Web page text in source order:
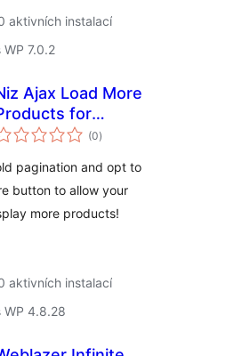
aktivních instalací
7.0.2
Ajax Load More
for
(0celkové
hodnocení
)
pagination and opt to
button to allow your
more products!
aktivních instalací
WP 4.8.28